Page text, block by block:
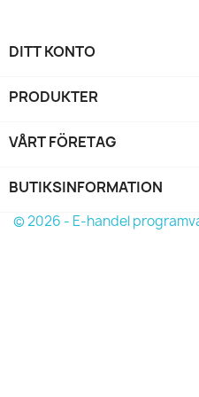
DITT KONTO
PRODUKTER
VÅRT FÖRETAG
BUTIKSINFORMATION
© 2026 - E-handel